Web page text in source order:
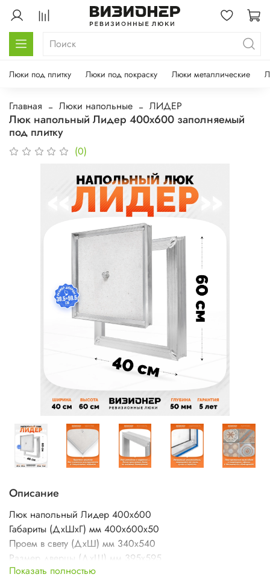
Люки под плитку Люки под покраску Люки металлические
Главная Люки напольные ЛИДЕР
Люк напольный Лидер 400х600 заполняемый
под плитку
(0)
Описание
Люк напольный Лидер 400х600
Габариты (ДхШхГ) мм 400х600х50
Проем в свету (ДхШ) мм 340х540
Размер дверцы (ДхШ) мм 395х595
Вес изделия кг 6,6
Показать полностью